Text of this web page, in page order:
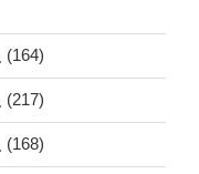
(164)
(217)
(168)